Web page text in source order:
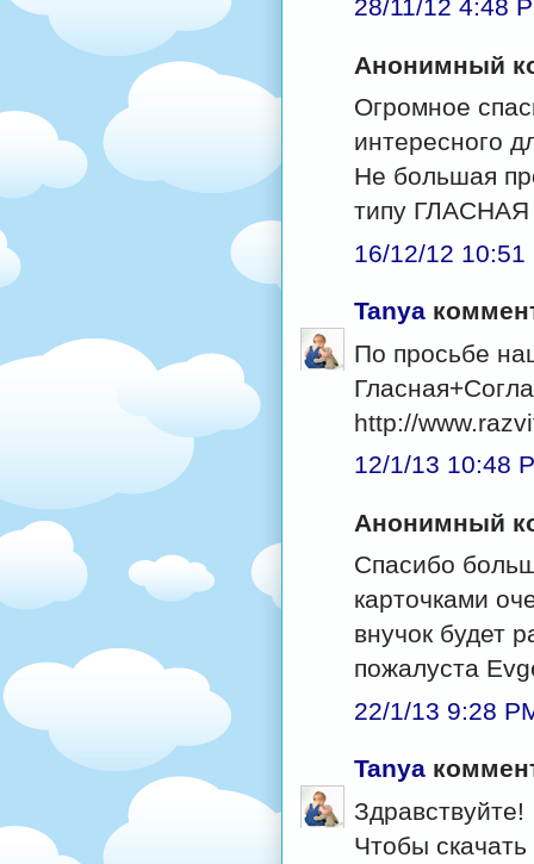
28/11/12 4:48
Анонимный
Огромное
интересного
Не большая
типу
16/12/12 10:51
Tanya
По просьбе
http://
12/1/13 10:48
Анонимный
Спасибо
карточками
внучок будет
пожалуста
22/1/13 9:28
Tanya
Здравствуйте!
Чтобы скачать